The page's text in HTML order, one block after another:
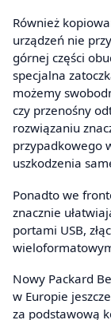
Również
urządzeń nie
górnej części
specjalna
możemy
czy przenośny
rozwiązaniu
przypadkowego
uszkodzenia
Ponadto we
znacznie
portami USB,
Nowy Packard
w Europie
za podstawową